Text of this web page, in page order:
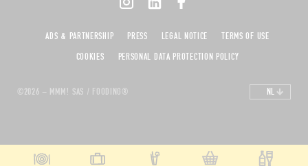
©2026 – MMM! SAS / FOODING®
ADS & PARTNERSHIP PRESS LEGAL NOTICE
TERMS OF USE
COOKIES
PERSONAL DATA PROTECTION POLICY
NL